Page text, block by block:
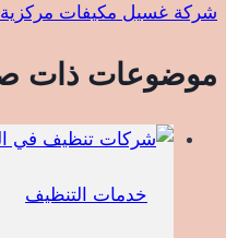
شركة غسيل مكيفات مركزية
موضوعات ذات
خدمات التنظيف